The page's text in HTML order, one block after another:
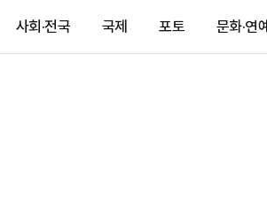
사회·전국 국제 포토 문화·연예